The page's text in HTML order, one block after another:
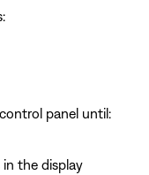
panel until:
in the display